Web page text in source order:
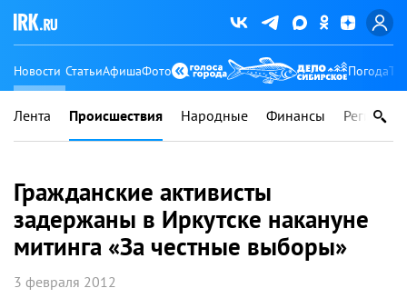
Новости СтатьиАфишаФото Погода
Лента Происшествия Народные Финансы Регионы
Гражданские активисты
задержаны в Иркутске накануне
митинга «За честные выборы»
3 февраля 2012